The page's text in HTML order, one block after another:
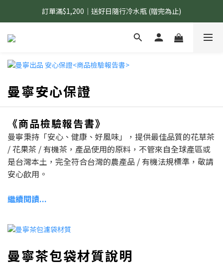
國內$899免運｜加LINE好友領70元優惠券
訂單滿$1,200｜送好日隨行冷水瓶 (贈完為止)
國內$899免運｜加LINE好友領70元優惠券
曼寧安心保證
《商品檢驗報告書》
曼寧秉持「安心、健康、好風味」，提供最佳品質的花草茶
/ 花果茶 / 有機茶，產品使用的原料，不管來自全球產區或
是台灣本土，完全符合台灣的農產品 / 有機法規標準，敬請
安心飲用。
繼續閱讀...
曼寧茶包袋材質說明